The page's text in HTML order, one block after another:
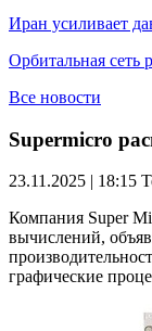
Иран усиливает
Орбитальная сеть
Все новости
Supermicro
23.11.2025 | 18:15
Компания Super
вычислений,
графические